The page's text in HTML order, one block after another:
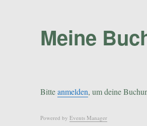
Meine
Bitteanmelden, um deine
Powered byEvents Manager